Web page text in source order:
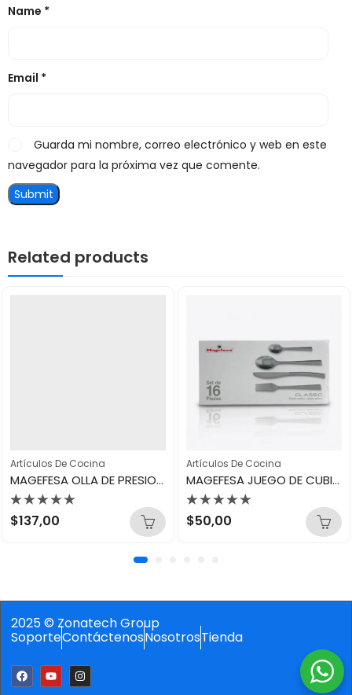
Name *
Email *
Guarda mi nombre, correo electrónico y web en este
navegador para la próxima vez que comente.
Related products
Cocina
MAGEFESA OLLA DE PRESION STAR BOMBEADA – 6 LITROS 11101
Artículos De Cocina
MAGEFESA JUEGO DE CUBIERTOS 16UND CLASSIC 31512
Valorado
con
0
de
5
$50,00 con
0
$
2025 © Zonatech Group
SoporteContáctenosNosotrosTienda